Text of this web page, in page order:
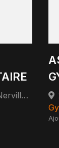
8 Rue André Commelin 95590 Nerville-la-Forêt